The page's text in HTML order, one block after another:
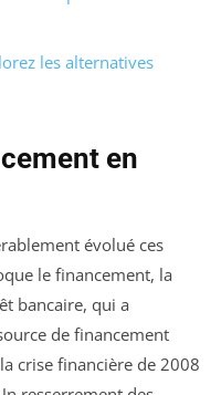
les alternatives
en
évolué ces
le financement, la
bancaire, qui a
de financement
crise financière de 2008